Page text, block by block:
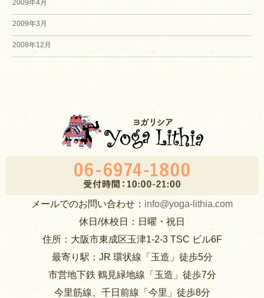
2009年4月
2009年3月
2008年12月
メールでのお問い合わせ： info@yoga-lithia.com
休日/休校日：日曜・祝日
住所：大阪市東成区玉津1-2-3 TSC ビル6F
最寄り駅：JR 環状線「玉造」徒歩5分
市営地下鉄 鶴見緑地線「玉造」徒歩7分
今里筋線、千日前線「今里」徒歩8分